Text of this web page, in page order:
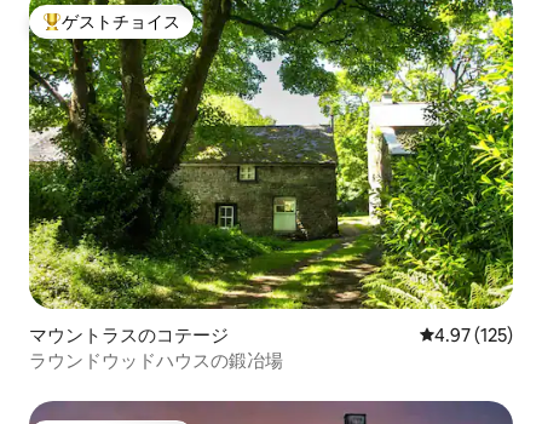
大好評のゲストチョイスです。
ゲストチョイス
マウントラスのコテージ レビュー125
4.97 (125)
ラウンドウッドハウスの鍛冶場